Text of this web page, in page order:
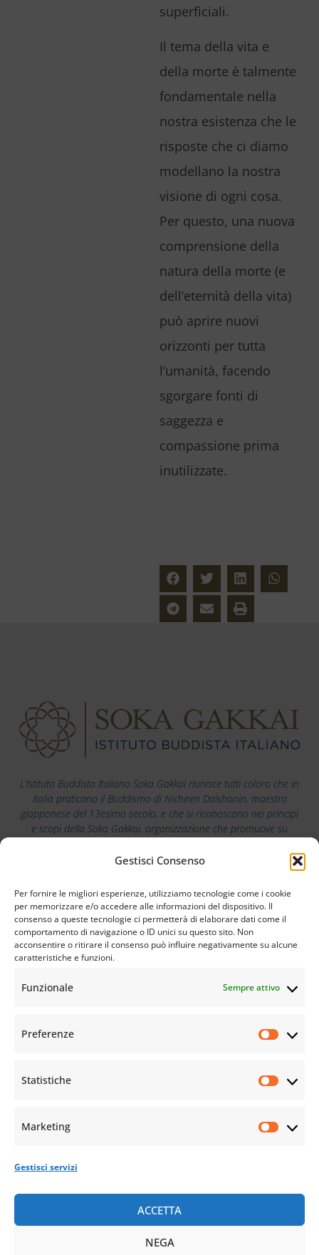
Gestisci Consenso
Per fornire le migliori esperienze, utilizziamo tecnologie come i cookie
per memorizzare e/o accedere alle informazioni del dispositivo. Il
consenso a queste tecnologie ci permetterà di elaborare dati come il
comportamento di navigazione o ID unici su questo sito. Non
acconsentire o ritirare il consenso può influire negativamente su alcune
caratteristiche e funzioni.
Funzionale Sempre attivo
Preferenze
Statistiche
Marketing
Gestisci servizi
ACCETTA
NEGA
superficiali.
Il tema della vita e
della morte è talmente
fondamentale nella
nostra esistenza che le
risposte che ci diamo
modellano la nostra
visione di ogni cosa.
Per questo, una nuova
comprensione della
natura della morte (e
dell’eternità della vita)
può aprire nuovi
orizzonti per tutta
l’umanità, facendo
sgorgare fonti di
saggezza e
compassione prima
inutilizzate.
L’Istituto Buddista Italiano Soka Gakkai riunisce tutti coloro che in
Italia praticano il Buddismo di Nichiren Daishonin, maestro
giapponese del 13esimo secolo, e che si riconoscono nei principi
e scopi della Soka Gakkai, organizzazione che promuove su